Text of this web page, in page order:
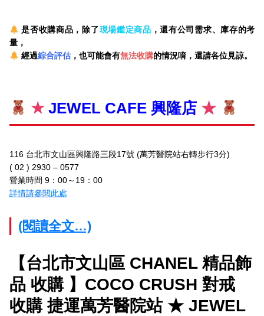
是否收購商品，除了現場鑑定商品 ，還有公司需求、庫存的考
量，
經過綜合評估，也可能會有無法收購的情況唷，還請各位見諒。
★JEWEL CAFE 興隆店 ★
116 台北市文山區興隆路三段17號 (萬芳醫院站右轉步行3分)
( 02 ) 2930 – 0577
營業時間 9：00～19：00
詳情請參閱此處
(閱讀全文…)
【台北市文山區 CHANEL 精品飾
品 收購 】COCO CRUSH 對戒
收購 捷運萬芳醫院站 ★ JEWEL